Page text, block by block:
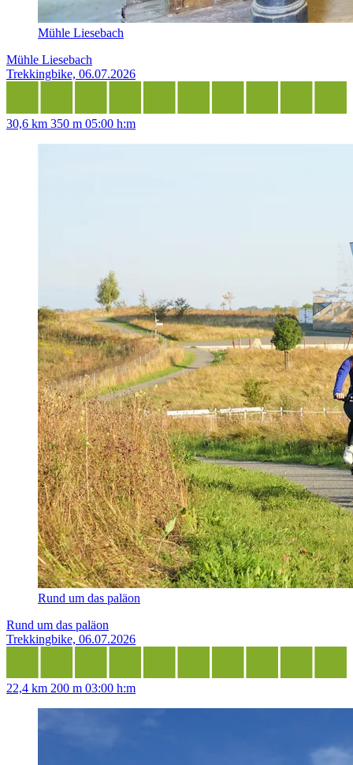
Mühle Liesebach
Mühle Liesebach
Trekkingbike, 06.07.2026
30,6 km 350 m 05:00 h:m
Rund um das paläon
Rund um das paläon
Trekkingbike, 06.07.2026
22,4 km 200 m 03:00 h:m